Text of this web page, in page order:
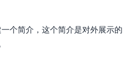
个简介，这个简介是对外展示的